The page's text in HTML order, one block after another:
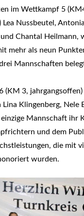
im Wettkampf 5
Lea Nussbeutel,
Chantal Heilmann,
mehr als neun
Mannschaften
(KM 3, jahrgangsoffen)
Klingenberg, Nele
einzige Mannschaft ihr
und dem
die mit
wurden.